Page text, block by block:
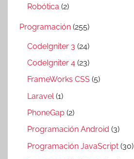
Robótica (2)
Programación (255)
CodeIgniter 3 (24)
CodeIgniter 4 (23)
FrameWorks CSS (5)
Laravel (1)
PhoneGap (2)
Programación Android (3)
Programación JavaScript (30)